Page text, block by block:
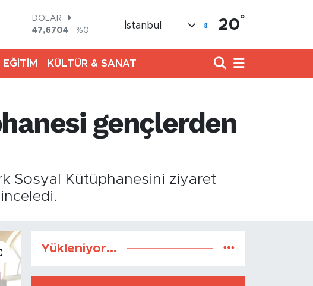
DOLAR
47,6704
%0
STERLİN
64,2143
%0
13.799
%70
İstanbul 20°
EĞİTİM KÜLTÜR & SANAT
gençlerden
Sosyal Kütüphanesini ziyaret
Yükleniyor...